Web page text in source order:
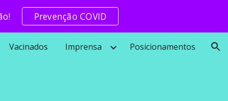
Prevenção COVID
Vacinados Imprensa Posicionamentos